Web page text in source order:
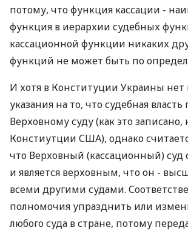
потому, что функция кассации -
функция в иерархии судебных
кассационной функции никаких
функций не может быть по
И хотя в Конституции Украины нет
указания на то, что судебная
Верховному суду (как это
Констиутции США), однако
что Верховный (кассационный) суд
и является верховным, что он -
всеми другими судами.
полномочия упразднить или
любого суда в стране, потому